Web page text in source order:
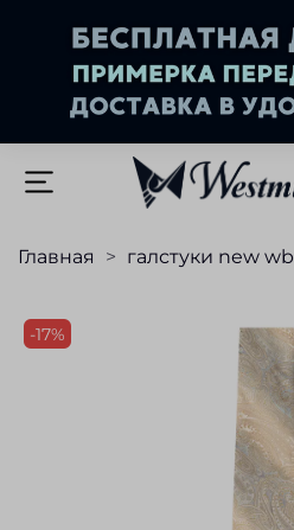
Главная галстуки new wb
-17%